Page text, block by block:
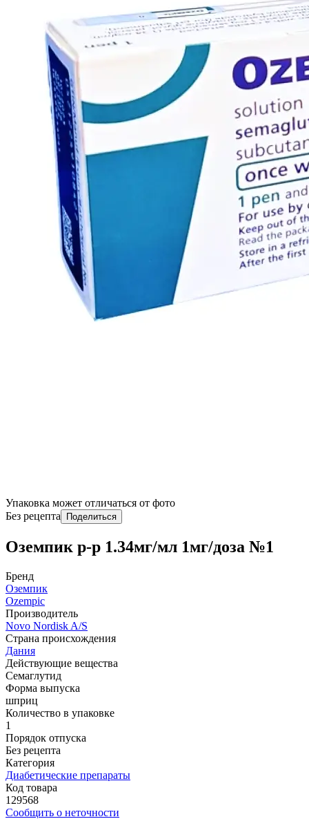
Упаковка может отличаться от фото
Без рецепта
Поделиться
Оземпик р-р 1.34мг/мл 1мг/доза №1
Бренд
Оземпик
Ozempic
Производитель
Novo Nordisk A/S
Страна происхождения
Дания
Действующие вещества
Семаглутид
Форма выпуска
шприц
Количество в упаковке
1
Порядок отпуска
Без рецепта
Категория
Диабетические препараты
Код товара
129568
Сообщить о неточности